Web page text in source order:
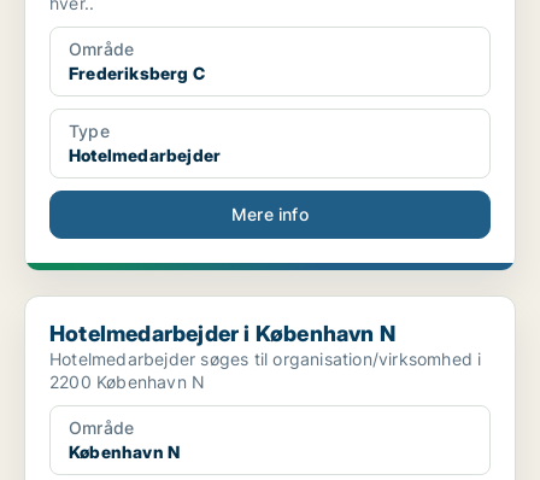
Område
Frederiksberg C
Type
Hotelmedarbejder
Mere info
Hotelmedarbejder i København N
Hotelmedarbejder i København N
Hotelmedarbejder søges til organisation/virksomhed i
2200 København N
Område
København N